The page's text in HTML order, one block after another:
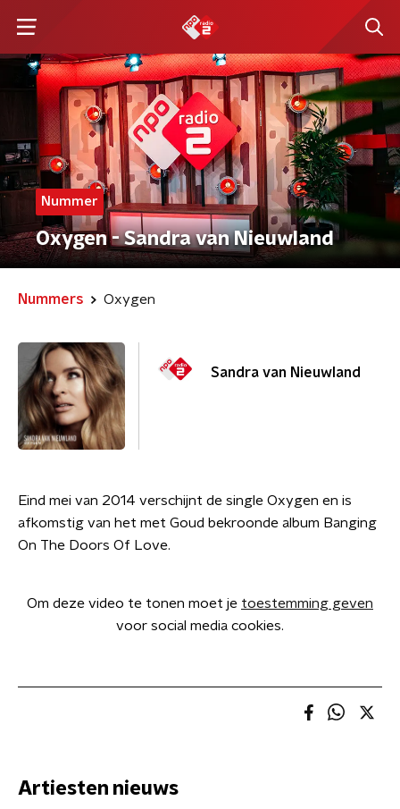
Nummer
Oxygen - Sandra van Nieuwland
Nummers Oxygen
Sandra van Nieuwland
Eind mei van 2014 verschijnt de single Oxygen en is
afkomstig van het met Goud bekroonde album Banging
On The Doors Of Love.
Om deze video te tonen moet je toestemming geven
voor social media cookies.
Artiesten nieuws